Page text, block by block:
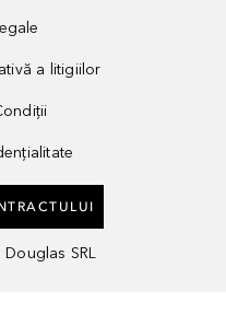
a litigiilor
Douglas SRL